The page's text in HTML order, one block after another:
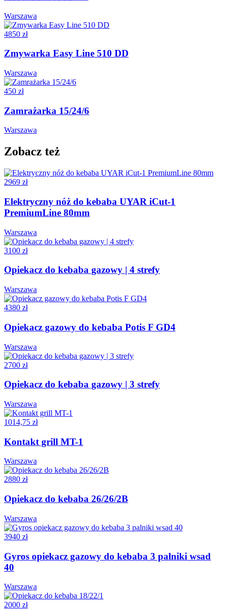
Warszawa
4850 zł
Zmywarka Easy Line 510 DD
Warszawa
450 zł
Zamrażarka 15/24/6
Warszawa
Zobacz też
2969 zł
Elektryczny nóż do kebaba UYAR iCut-1
PremiumLine 80mm
Warszawa
3100 zł
Opiekacz do kebaba gazowy | 4 strefy
Warszawa
4380 zł
Opiekacz gazowy do kebaba Potis F GD4
Warszawa
2700 zł
Opiekacz do kebaba gazowy | 3 strefy
Warszawa
1014,75 zł
Kontakt grill MT-1
Warszawa
2880 zł
Opiekacz do kebaba 26/26/2B
Warszawa
3940 zł
Gyros opiekacz gazowy do kebaba 3 palniki wsad
40
Warszawa
2000 zł